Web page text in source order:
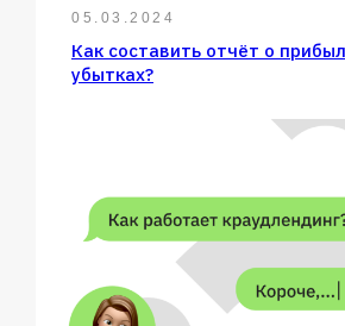
05.03.2024
Как составить отчёт о
убытках?